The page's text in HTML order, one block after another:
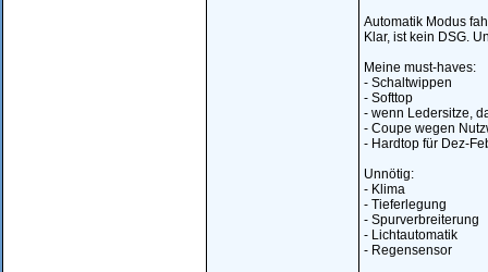
Automatik Modus
Klar, ist kein DSG.
Meine must-haves:
- Schaltwippen
- Softtop
- wenn Ledersitze,
- Coupe wegen
- Hardtop für Dez-
Unnötig:
- Klima
- Tieferlegung
- Spurverbreiterung
- Lichtautomatik
- Regensensor